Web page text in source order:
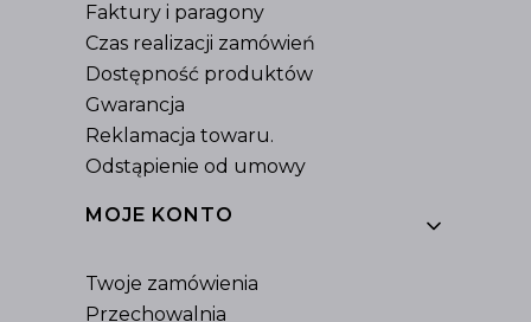
Faktury i paragony
Czas realizacji zamówień
Dostępność produktów
Gwarancja
Reklamacja towaru.
Odstąpienie od umowy
MOJE KONTO
Twoje zamówienia
Przechowalnia